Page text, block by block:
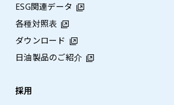
ESG関連データ
各種対照表
ダウンロード
日油製品のご紹介
採用